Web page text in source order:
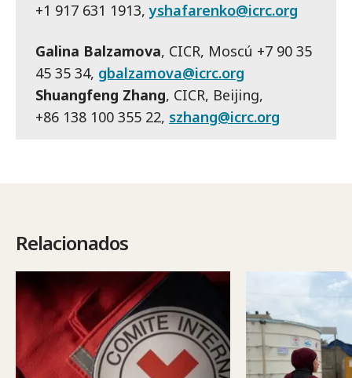
+1 917 631 1913,yshafarenko@icrc.org
Galina Balzamova, CICR, Moscú +7 90 35
45 35 34, gbalzamova@icrc.org
Shuangfeng Zhang, CICR, Beijing,
+86 138 100 355 22, szhang@icrc.org
Relacionados